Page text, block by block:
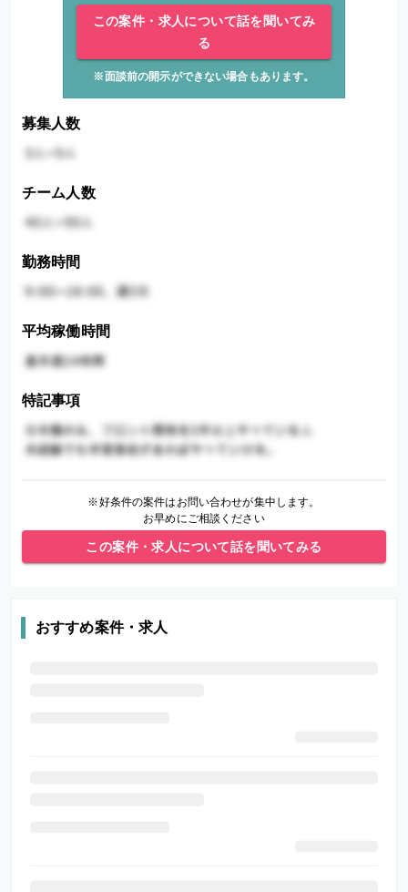
この案件・求人について話を聞いてみ
る
※面談前の開示ができない場合もあります。
募集人数
チーム人数
勤務時間
平均稼働時間
特記事項
※好条件の案件はお問い合わせが集中します。
お早めにご相談ください
この案件・求人について話を聞いてみる
おすすめ案件・求人